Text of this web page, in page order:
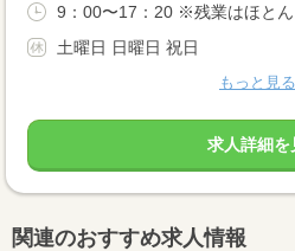
9：00〜17：20 ※残業はほとん
土曜日 日曜日 祝日
もっと見る
求人詳細を
関連のおすすめ求人情報